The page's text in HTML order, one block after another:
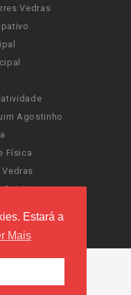
Estará a
Mais
Vedras
Agostinho
Física
Vedras
Spirit